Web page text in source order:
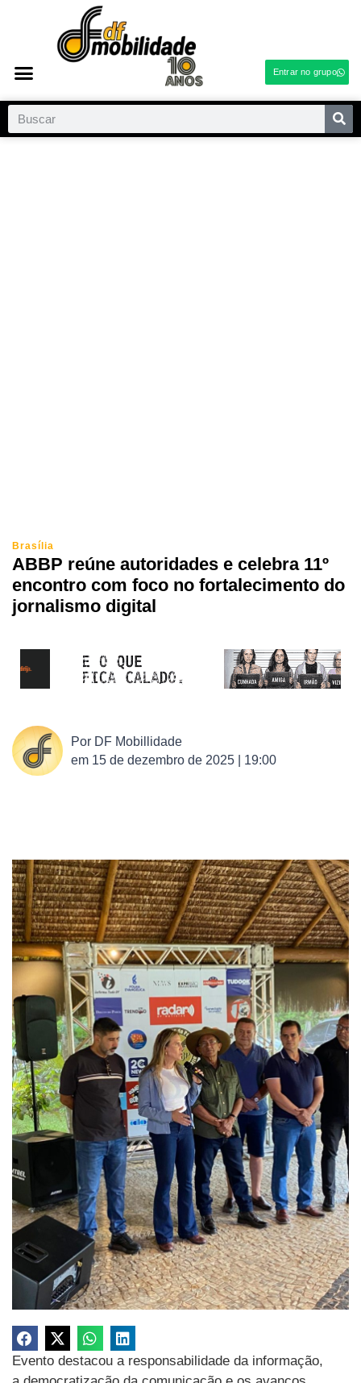
Entrar no grupo
Brasília
ABBP reúne autoridades e celebra 11º
encontro com foco no fortalecimento do
jornalismo digital
Por DF Mobillidade
em 15 de dezembro de 2025 | 19:00
Evento destacou a responsabilidade da informação,